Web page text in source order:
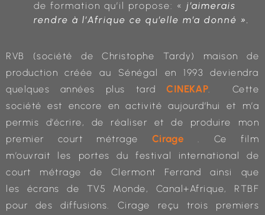
de formation qu’il propose: « j’aimerais
rendre à l’Afrique ce qu’elle m’a donné ».
RVB (société de Christophe Tardy) maison de
production créée au Sénégal en 1993 deviendra
quelques années plus tardCINEKAP. Cette
société est encore en activité aujourd’hui et m’a
permis d’écrire, de réaliser et de produire mon
premier court métrage Cirage . Ce film
m’ouvrait les portes du festival international de
court métrage de Clermont Ferrand ainsi que
les écrans de TV5 Monde, Canal+Afrique, RTBF
pour des diffusions. Cirage reçu trois premiers